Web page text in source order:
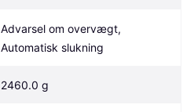
Advarsel om overvægt,
Automatisk slukning
2460.0 g